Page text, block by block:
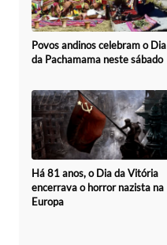
Povos andinos celebram o Dia
da Pachamama neste sábado
Há 81 anos, o Dia da Vitória
encerrava o horror nazista na
Europa